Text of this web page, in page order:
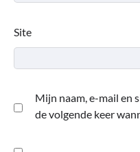
Site
Mijn naam, e-mail en
de volgende keer